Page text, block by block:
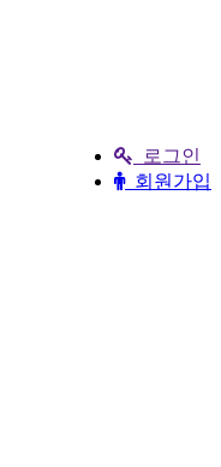
로그인
회원가입